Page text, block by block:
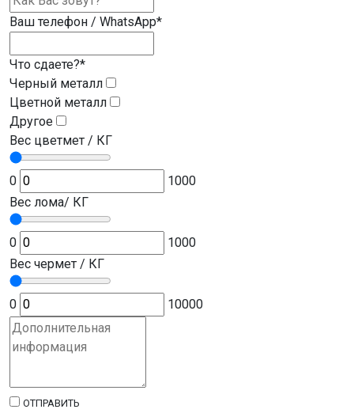
Ваш телефон / WhatsApp*
Что сдаете?*
Черный металл
Цветной металл
Другое
Вес цветмет / КГ
0
1000
Вес лома/ КГ
0
1000
Вес чермет / КГ
0 10000
ОТПРАВИТЬ